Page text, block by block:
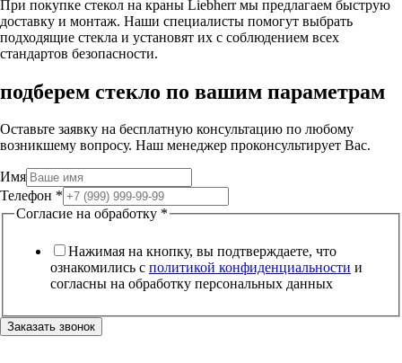
При покупке стекол на краны Liebherr мы предлагаем быструю
доставку и монтаж. Наши специалисты помогут выбрать
подходящие стекла и установят их с соблюдением всех
стандартов безопасности.
подберем стекло по вашим параметрам
Оставьте заявку на бесплатную консультацию по любому
возникшему вопросу. Наш менеджер проконсультирует Вас.
Имя
Телефон *
Согласие на обработку *
Нажимая на кнопку, вы подтверждаете, что
ознакомились с политикой конфиденциальности и
согласны на обработку персональных данных
Заказать звонок